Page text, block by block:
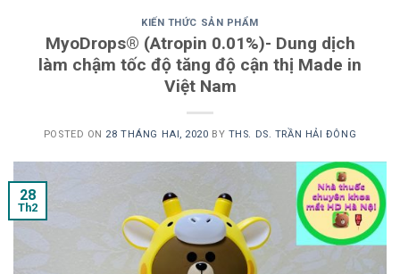
KIẾN THỨC SẢN PHẨM
MyoDrops® (Atropin 0.01%)- Dung dịch
làm chậm tốc độ tăng độ cận thị Made in
Việt Nam
POSTED ON 28 THÁNG HAI, 2020 BY THS. DS. TRẦN HẢI ĐÔNG
28
Th2